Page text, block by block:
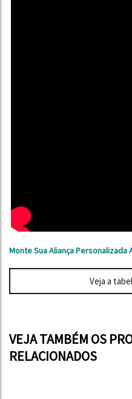
Monte Sua Aliança Personalizada
Veja a
VEJA TAMBÉM OS
RELACIONADOS